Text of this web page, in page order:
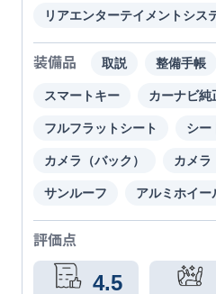
リアエンターテイメントシス
装備品 取説 整備手帳
スマートキー カーナビ純
フルフラットシート シー
カメラ（バック） カメラ
サンルーフ アルミホイー
評価点
4.5